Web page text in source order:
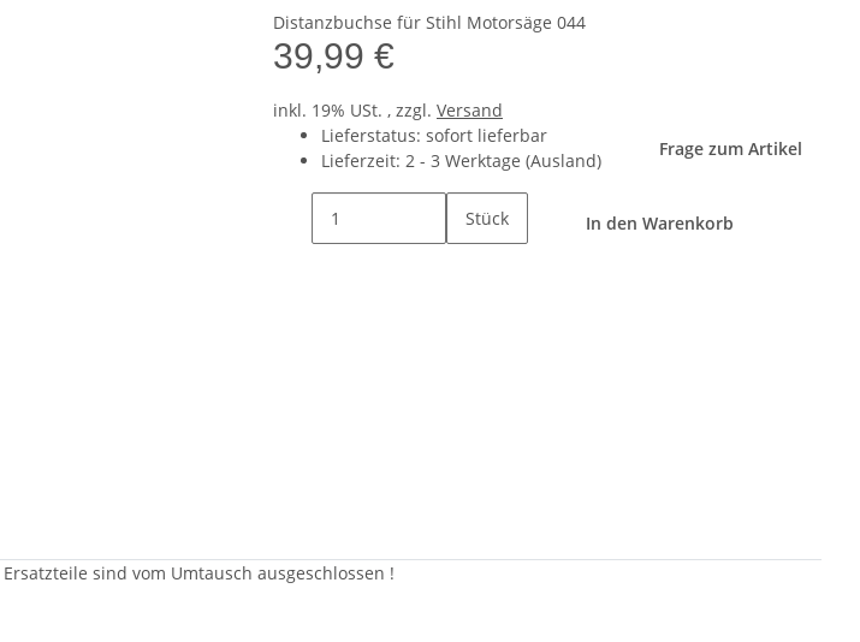
Distanzbuchse für Stihl Motorsäge 044
39,99 €
inkl. 19% USt. , zzgl. Versand
Lieferstatus: sofort lieferbar
Lieferzeit: 2 - 3 Werktage (Ausland)
Frage zum Artikel
Stück In den Warenkorb
sind vom Umtausch ausgeschlossen !